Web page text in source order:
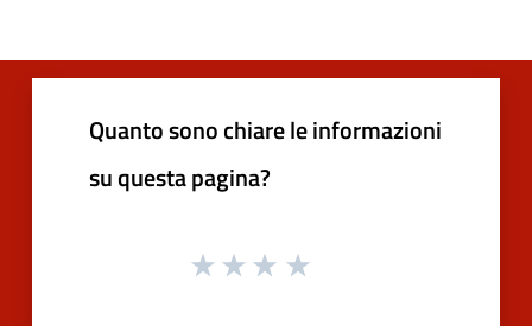
Quanto sono chiare le informazioni
su questa pagina?